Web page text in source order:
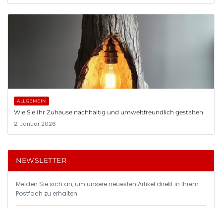
ALLGEMEIN
Wie Sie Ihr Zuhause nachhaltig und umweltfreundlich gestalten
2. Januar 2026
NEWSLETTER
Melden Sie sich an, um unsere neuesten Artikel direkt in Ihrem
Postfach zu erhalten.